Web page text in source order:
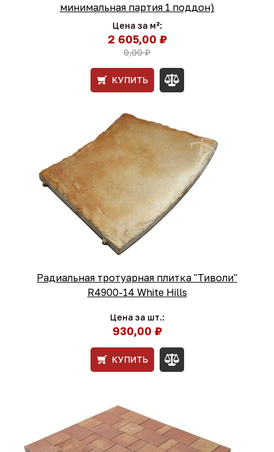
минимальная партия 1 поддон)
Цена за м²:
2 605,00 ₽
0,00 ₽
КУПИТЬ
Радиальная тротуарная плитка "Тиволи"
R4900-14 White Hills
Цена за шт.:
930,00 ₽
КУПИТЬ